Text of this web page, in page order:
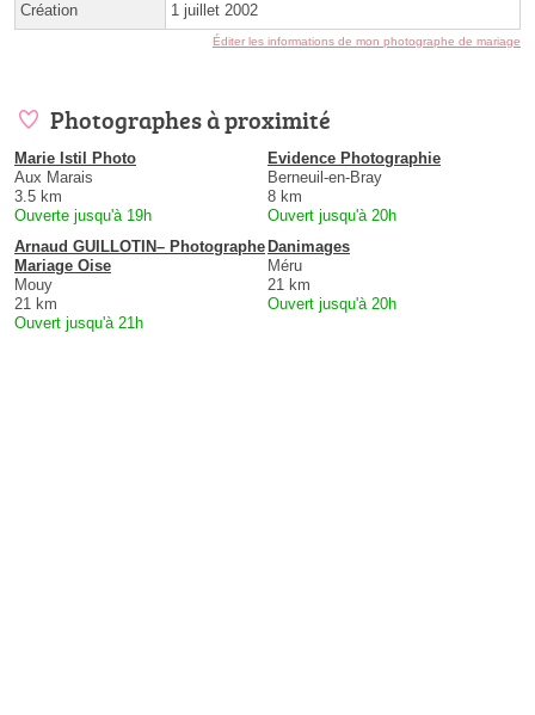
Création 1 juillet 2002
Éditer les informations de mon photographe de mariage
Photographes à proximité
Marie Istil Photo
Aux Marais
3.5 km
Ouverte jusqu'à 19h
Evidence Photographie
Berneuil-en-Bray
8 km
Ouvert jusqu'à 20h
Arnaud GUILLOTIN– Photographe
Mariage Oise
Mouy
21 km
Ouvert jusqu'à 21h
Danimages
Méru
21 km
Ouvert jusqu'à 20h